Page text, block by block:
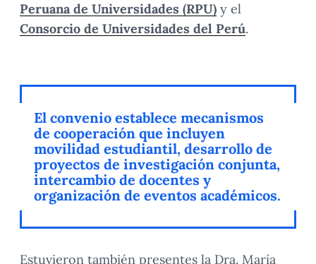
Peruana de Universidades (RPU) y el
Consorcio de Universidades del Perú.
El convenio establece mecanismos
de cooperación que incluyen
movilidad estudiantil, desarrollo de
proyectos de investigación conjunta,
intercambio de docentes y
organización de eventos académicos.
Estuvieron también presentes la Dra. María